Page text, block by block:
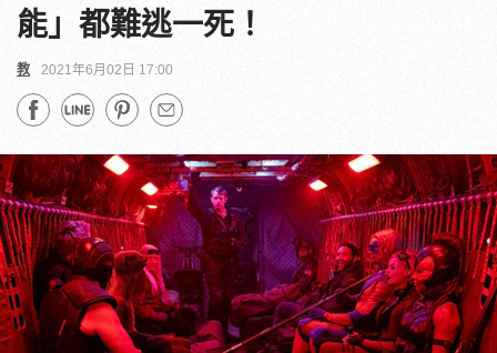
能」都難逃一死！
教 2021年6月02日 17:00